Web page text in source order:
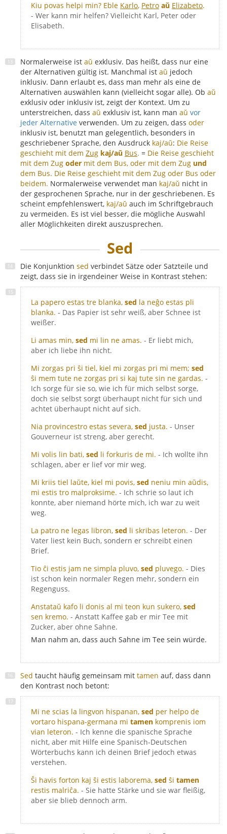
Kiu povas helpi min? Eble Karlo, Petro aŭ Elizabeto.
- Wer kann mir helfen? Vielleicht Karl, Peter oder
Elisabeth.
Normalerweise ist aŭ exklusiv. Das heißt, dass nur eine
der Alternativen gültig ist. Manchmal ist aŭ jedoch
inklusiv. Dann erlaubt es, dass man mehr als eine de
Alternativen auswählen kann (vielleicht sogar alle). Ob aŭ
exklusiv oder inklusiv ist, zeigt der Kontext. Um zu
unterstreichen, dass aŭ exklusiv ist, kann man aŭ vor
jeder Alternative verwenden. Um zu zeigen, dass oder
inklusiv ist, benutzt man gelegentlich, besonders in
geschriebener Sprache, den Ausdruck kaj/aŭ: Die Reise
geschieht mit dem Zug kaj/aŭ Bus. = Die Reise geschieht
mit dem Zug oder mit dem Bus, oder mit dem Zug und
dem Bus. Die Reise geschieht mit dem Zug oder Bus oder
beidem. Normalerweise verwendet man kaj/aŭ nicht in
der gesprochenen Sprache, nur in der geschriebenen. Es
scheint empfehlenswert, kaj/aŭ auch im Schriftgebrauch
zu vermeiden. Es ist viel besser, die mögliche Auswahl
aller Möglichkeiten direkt auszusprechen.
Sed
Die Konjunktion sed verbindet Sätze oder Satzteile und
zeigt, dass sie in irgendeiner Weise in Kontrast stehen:
La papero estas tre blanka, sed la neĝo estas pli
blanka. - Das Papier ist sehr weiß, aber Schnee ist
weißer.
Li amas min, sed mi lin ne amas. - Er liebt mich,
aber ich liebe ihn nicht.
Mi zorgas pri ŝi tiel, kiel mi zorgas pri mi mem; sed
ŝi mem tute ne zorgas pri si kaj tute sin ne gardas. -
Ich sorge für sie so, wie ich für mich selbst sorge,
doch sie selbst sorgt überhaupt nicht für sich und
achtet überhaupt nicht auf sich.
Nia provincestro estas severa, sed justa. - Unser
Gouverneur ist streng, aber gerecht.
Mi volis lin bati, sed li forkuris de mi. - Ich wollte ihn
schlagen, aber er lief vor mir weg.
Mi kriis tiel laŭte, kiel mi povis, sed neniu min aŭdis,
mi estis tro malproksime. - Ich schrie so laut ich
konnte, aber niemand hörte mich, ich war zu weit
weg.
La patro ne legas libron, sed li skribas leteron. - Der
Vater liest kein Buch, sondern er schreibt einen
Brief.
Tio ĉi estis jam ne simpla pluvo, sed pluvego. - Dies
ist schon kein normaler Regen mehr, sondern ein
Regenguss.
Anstataŭ kafo li donis al mi teon kun sukero, sed
sen kremo. - Anstatt Kaffee gab er mir Tee mit
Zucker, aber ohne Sahne.
Man nahm an, dass auch Sahne im Tee sein würde.
Sed taucht häufig gemeinsam mit tamen auf, dass dann
den Kontrast noch betont:
Mi ne scias la lingvon hispanan, sed per helpo de
vortaro hispana-germana mi tamen komprenis iom
vian leteron. - Ich kenne die spanische Sprache
nicht, aber mit Hilfe eine Spanisch-Deutschen
Wörterbuchs kann ich deinen Brief jedoch etwas
verstehen.
Ŝi havis forton kaj ŝi estis laborema, sed ŝi tamen
restis malriĉa. - Sie hatte Stärke und sie war fleißig,
aber sie blieb dennoch arm.